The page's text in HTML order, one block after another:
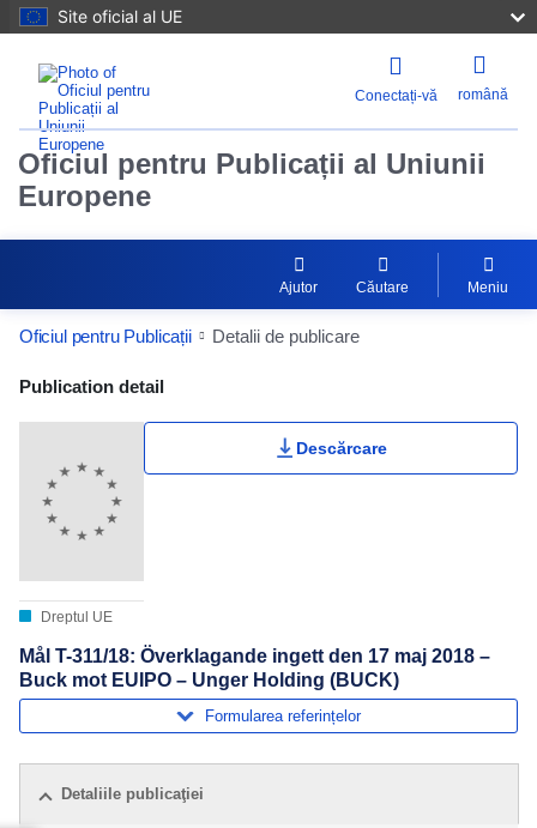
Site oficial al UE
Conectați-vă română
Oficiul pentru Publicații al Uniunii
Europene
Ajutor Căutare Meniu
Oficiul pentru Publicații Detalii de publicare
Publication Detail Actions Portlet
Publication detail
Dreptul UE
Descărcare
Mål T-311/18: Överklagande ingett den 17 maj 2018 –
Buck mot EUIPO – Unger Holding (BUCK)
Formularea referințelor
Detaliile publicaţiei